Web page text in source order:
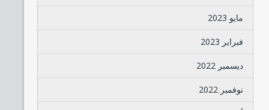
مايو 2023
فبراير 2023
ديسمبر 2022
نوفمبر 2022